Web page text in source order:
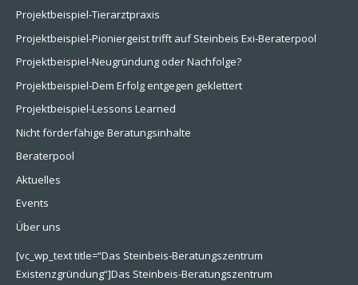
Projektbeispiel-Tierarztpraxis
Projektbeispiel-Pioniergeist trifft auf Steinbeis Exi-Beraterpool
Projektbeispiel-Neugründung oder Nachfolge?
Projektbeispiel-Dem Erfolg entgegen geklettert
Projektbeispiel-Lessons Learned
Nicht förderfähige Beratungsinhalte
Beraterpool
Aktuelles
Events
Über uns
[vc_wp_text title=“Das Steinbeis-Beratungszentrum
Existenzgründung“]Das Steinbeis-Beratungszentrum